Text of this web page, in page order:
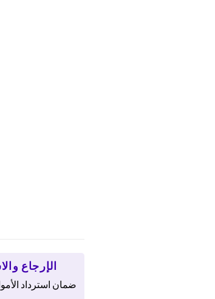
الإرجاع
ضمان استرداد